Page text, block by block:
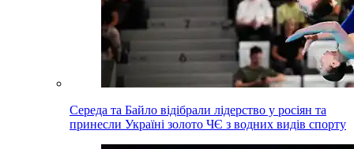
Середа та Байло відібрали лідерство у росіян та
принесли Україні золото ЧЄ з водних видів спорту